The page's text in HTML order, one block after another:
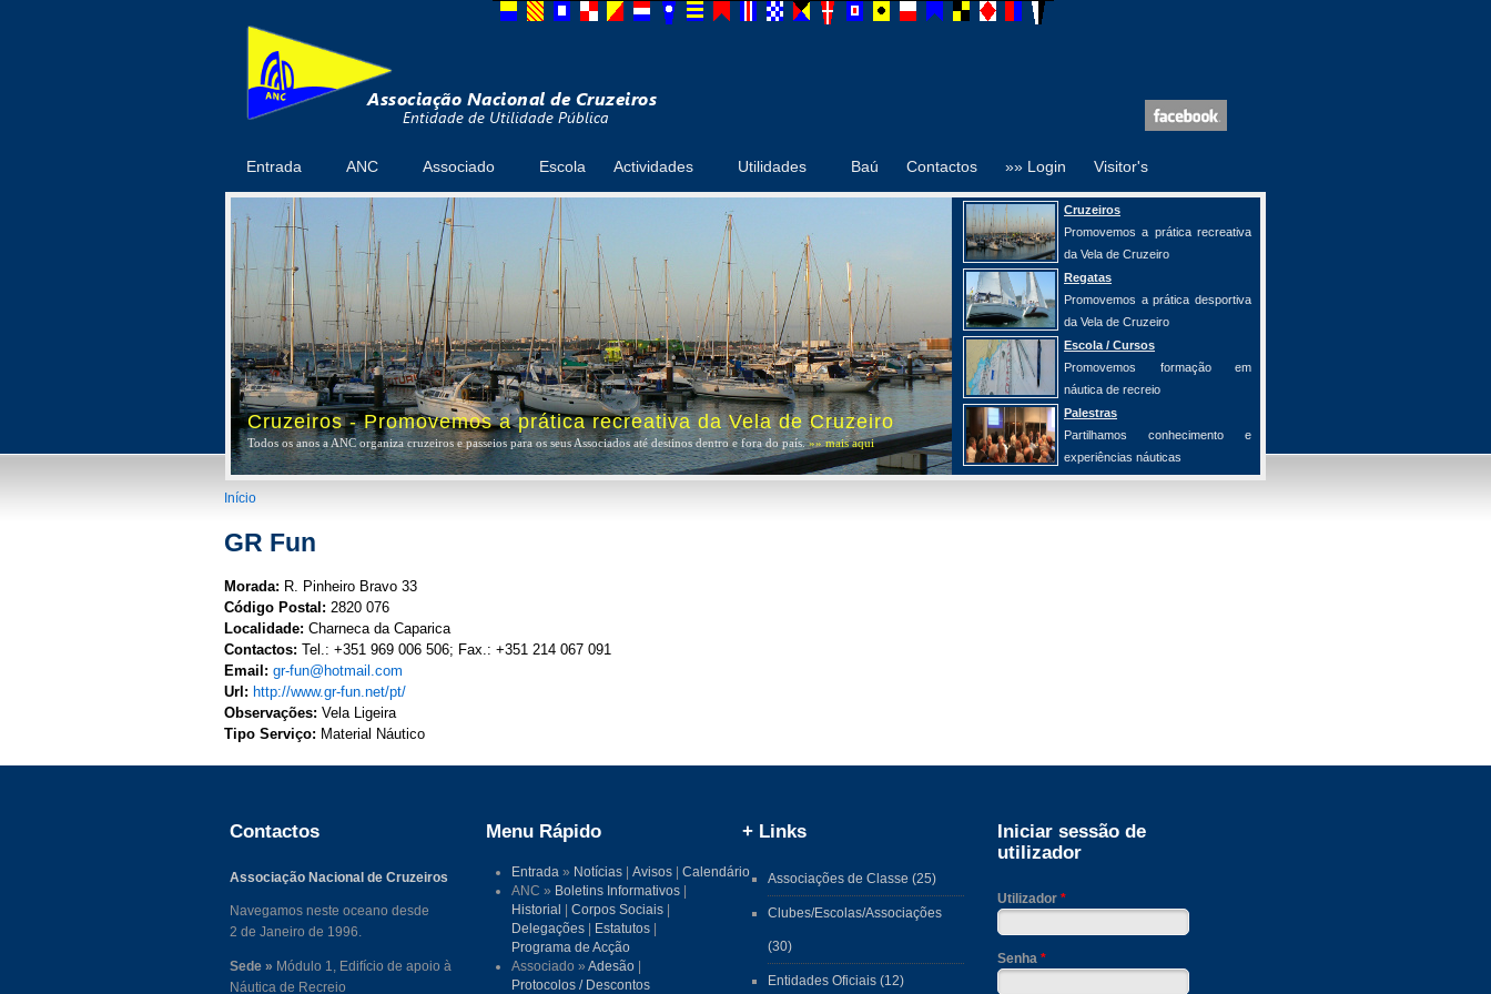
Entrada ANC Associado Escola Actividades Utilidades Baú Contactos »» Login Visitor's
Cruzeiros
Promovemos a prática recreativa
da Vela de Cruzeiro
Regatas
Promovemos a prática desportiva
da Vela de Cruzeiro
Escola / Cursos
Promovemos formação em
náutica de recreio
Palestras
Partilhamos conhecimento e
experiências náuticas
Cruzeiros - Promovemos a prática recreativa da Vela de Cruzeiro
Todos os anos a ANC organiza cruzeiros e passeios para os seus Associados até destinos dentro e fora do país.»» mais aqui
You are here
Início
GR Fun
Morada: R. Pinheiro Bravo 33
Código Postal: 2820 076
Localidade: Charneca da Caparica
Contactos: Tel.: +351 969 006 506; Fax.: +351 214 067 091
Email: gr-fun@hotmail.com
Url: http://www.gr-fun.net/pt/
Observações: Vela Ligeira
Tipo Serviço: Material Náutico
Contactos
Associação Nacional de Cruzeiros
Navegamos neste oceano desde
2 de Janeiro de 1996.
Sede » Módulo 1, Edifício de apoio à
Náutica de Recreio
Menu Rápido
Entrada » Notícias |Avisos |Calendário
ANC » Boletins Informativos
Historial
|Corpos Sociais
Delegações
Estatutos
Programa de Acção
Associado »Adesão
Protocolos / Descontos
+ Links
Associações de Classe (25)
Clubes/Escolas/Associações
(30)
Entidades Oficiais (12)
Iniciar sessão de
utilizador
Utilizador*
Senha*